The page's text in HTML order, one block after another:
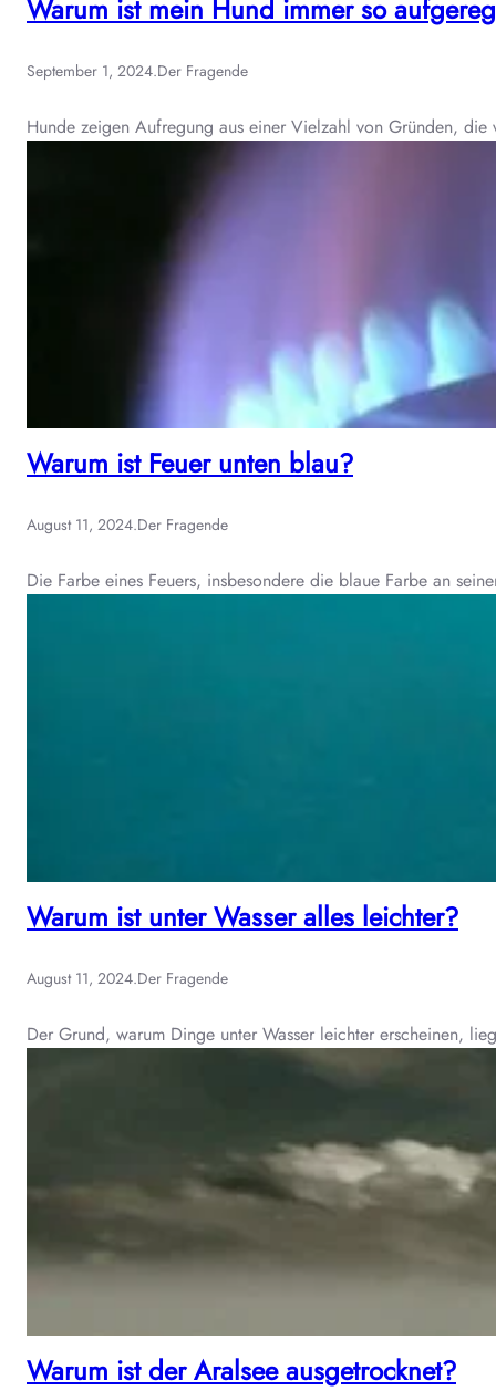
Warum ist mein Hund immer so
September 1, 2024.Der Fragende
Hunde zeigen Aufregung aus einer Vielzahl von Gründen,
Warum ist Feuer unten blau?
August 11, 2024.Der Fragende
Die Farbe eines Feuers, insbesondere die blaue Farbe an
Warum ist unter Wasser alles leichter?
August 11, 2024.Der Fragende
Der Grund, warum Dinge unter Wasser leichter erscheinen,
Warum ist der Aralsee ausgetrocknet?